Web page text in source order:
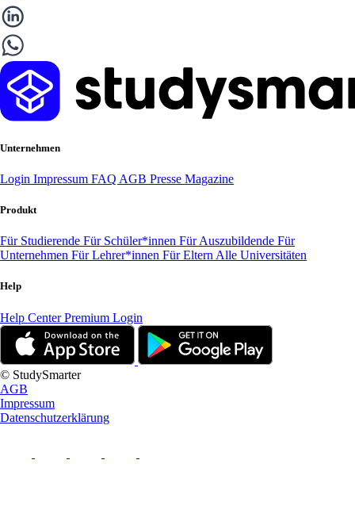
Unternehmen
Login Impressum FAQ AGB Presse Magazine
Produkt
Für Studierende Für Schüler*innen Für Auszubildende Für
Unternehmen Für Lehrer*innen Für Eltern Alle Universitäten
Help
Help CenterPremium Login
© StudySmarter
AGB
Impressum
Datenschutzerklärung